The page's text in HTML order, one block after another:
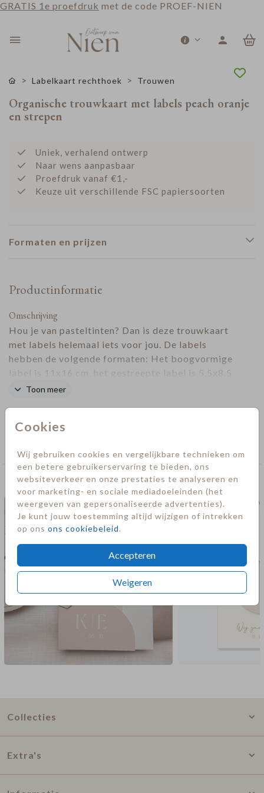
GRATIS 1e proefdruk met de code PROEF-NIEN
Cookies
Wij gebruiken cookies en vergelijkbare technieken om
een betere gebruikerservaring te bieden, ons
websiteverkeer en onze prestaties te analyseren en
voor marketing- en sociale mediadoeleinden (het
weergeven van gepersonaliseerde advertenties).
Je kunt jouw toestemming altijd wijzigen of intrekken
op ons ons cookiebeleid.
Accepteren
Weigeren
Labelkaart rechthoek Trouwen
Organische trouwkaart met labels peach oranje
en strepen
Uniek, verhalend ontwerp
Naar wens aanpasbaar
Proefdruk vanaf €1,-
Keuze uit verschillende FSC papiersoorten
Formaten en prijzen
Productinformatie
Omschrijving
Hou je van pasteltinten? Dan is deze trouwkaart
met labels helemaal iets voor jou. De labels
hebben de volgende formaten: Het boogvormige
label is 11x16 cm, het gestreepte label is 5,5x8,5
cm en peach oranje label is 8,5x5 cm. Bevestig de
Toon meer
Collectie
Deze kaarten vind je misschien ook leuk
trouwkaart
Collecties
Extra's